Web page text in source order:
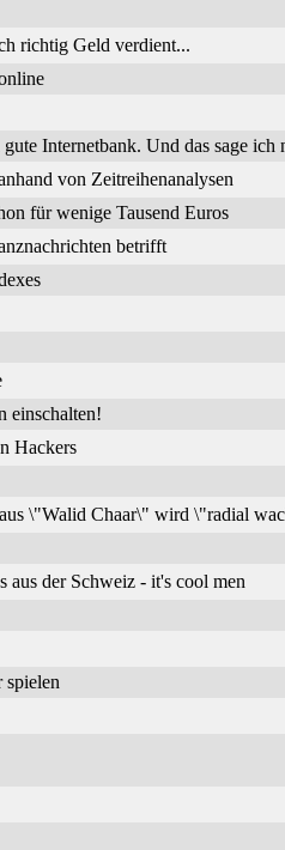
richtig Geld verdient...
Internetbank. Und das sage
von Zeitreihenanalysen
für wenige Tausend Euros
betrifft
einschalten!
Hackers
\"Walid Chaar\" wird \"radial
aus der Schweiz - it's cool men
spielen